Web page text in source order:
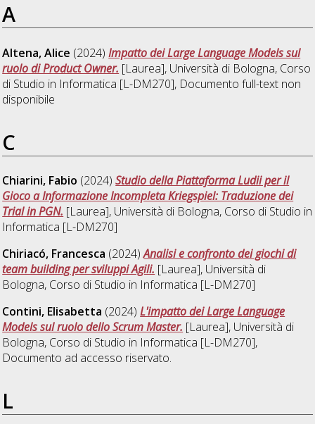
A
Altena, Alice (2024)Impatto dei Large Language Models sul
ruolo di Product Owner. [Laurea], Università di Bologna, Corso
di Studio in Informatica [L-DM270], Documento full-text non
disponibile
C
Chiarini, Fabio (2024)Studio della Piattaforma Ludii per il
Gioco a Informazione Incompleta Kriegspiel: Traduzione dei
Trial in PGN. [Laurea], Università di Bologna, Corso di Studio in
Informatica [L-DM270]
Chiriacó, Francesca (2024)Analisi e confronto dei giochi di
team building per sviluppi Agili. [Laurea], Università di
Bologna, Corso di Studio in Informatica [L-DM270]
Contini, Elisabetta (2024)L'impatto dei Large Language
Models sul ruolo dello Scrum Master. [Laurea], Università di
Bologna, Corso di Studio in Informatica [L-DM270],
Documento ad accesso riservato.
L